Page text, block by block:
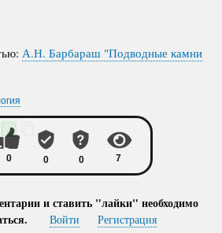
А.Н. Барбараш "Подводные камни
и ставить "лайки" необходимо
Войти Регистрация